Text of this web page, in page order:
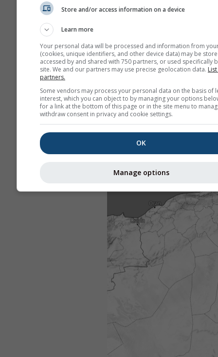
Store and/or access information on a device
Learn more
Your personal data will be processed and information from
(cookies, unique identifiers, and other device data) may be
accessed by and shared with 750 partners, or used specifically
site. We and our partners may use precise geolocation data.
partners.
Some vendors may process your personal data on the basis of
interest, which you can object to by managing your options
for a link at the bottom of this page or in the site menu to
withdraw consent in privacy and cookie settings.
OK
Manage options